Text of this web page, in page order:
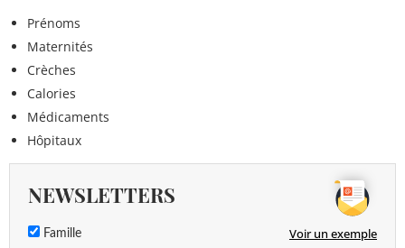
Prénoms
Maternités
Crèches
Calories
Médicaments
Hôpitaux
NEWSLETTERS
Famille Voir un exemple